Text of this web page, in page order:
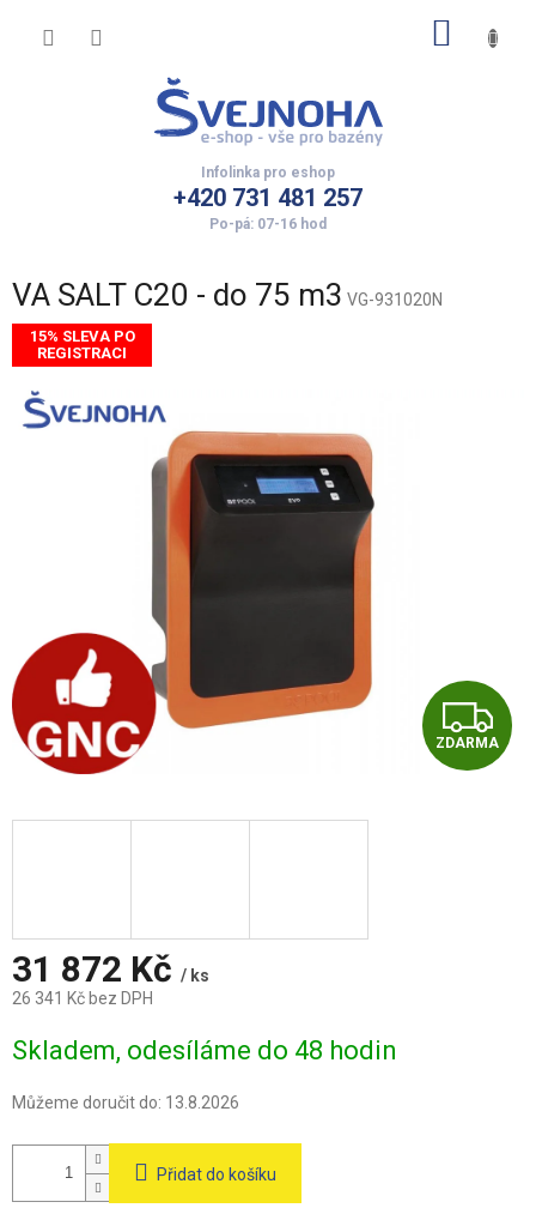
+420 731 481 257
VA SALT C20 - do 75 m3 VG-931020N
15% SLEVA PO
REGISTRACI
Z
D
ZDARMA
31 872 Kč / ks
26 341 Kč bez DPH
cena:
Skladem, odesíláme do 48 hodin
Můžeme doručit do: 13.8.2026
Přidat do košíku